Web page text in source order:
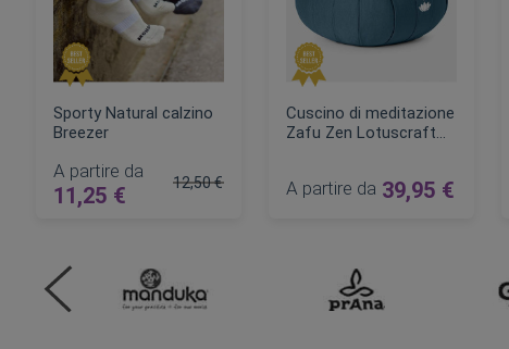
Sporty Natural calzino
Breezer
A partire da
11,25 €
12,50 €
Cuscino di meditazione
Zafu Zen Lotuscraft
A partire da 39,95 €